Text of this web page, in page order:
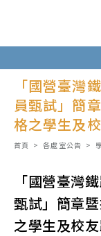
至
主
容
「國營臺灣
員甄試」簡
格之學生及
首頁 > 各處室公告 >
「國營臺灣
甄試」簡章
之學生及校